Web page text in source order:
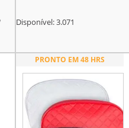
Disponível:3.071
PRONTO EM 48 HRS